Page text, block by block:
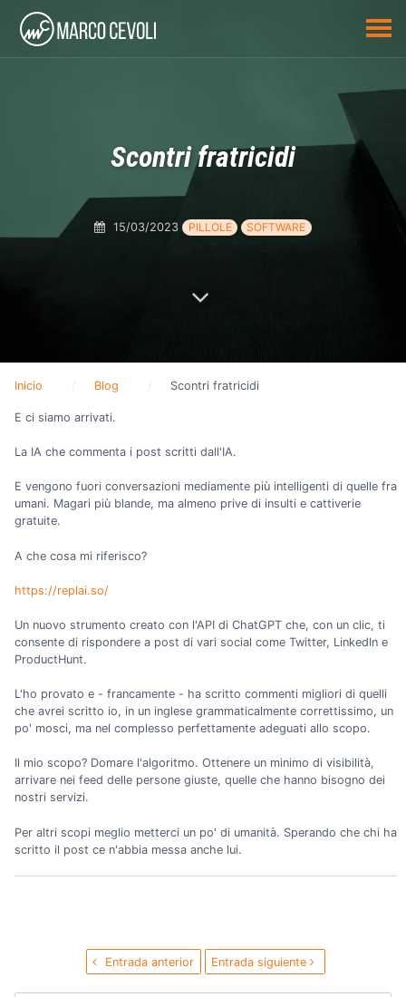
Scontri fratricidi
15/03/2023 PILLOLE SOFTWARE
Inicio Blog Scontri fratricidi
E ci siamo arrivati.
La IA che commenta i post scritti dall'IA.
E vengono fuori conversazioni mediamente più intelligenti di quelle fra
umani. Magari più blande, ma almeno prive di insulti e cattiverie
gratuite.
A che cosa mi riferisco?
https://replai.so/
Un nuovo strumento creato con l'API di ChatGPT che, con un clic, ti
consente di rispondere a post di vari social come Twitter, LinkedIn e
ProductHunt.
L'ho provato e - francamente - ha scritto commenti migliori di quelli
che avrei scritto io, in un inglese grammaticalmente correttissimo, un
po' mosci, ma nel complesso perfettamente adeguati allo scopo.
Il mio scopo? Domare l'algoritmo. Ottenere un minimo di visibilità,
arrivare nei feed delle persone giuste, quelle che hanno bisogno dei
nostri servizi.
Per altri scopi meglio metterci un po' di umanità. Sperando che chi ha
scritto il post ce n'abbia messa anche lui.
Entrada anterior Entrada siguiente